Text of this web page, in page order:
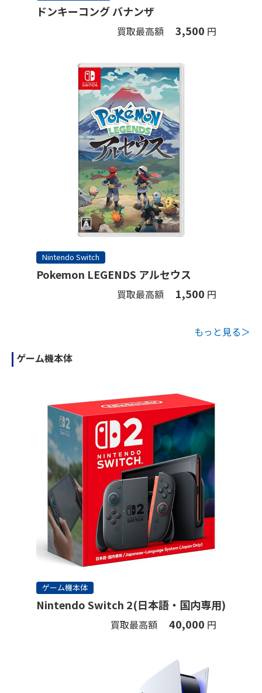
ドンキーコング バナンザ
買取最高額 3,500 円
Nintendo Switch
Pokemon LEGENDS アルセウス
買取最高額 1,500 円
もっと見る＞
ゲーム機本体
ゲーム機本体
Nintendo Switch 2(日本語・国内専用)
買取最高額 40,000 円